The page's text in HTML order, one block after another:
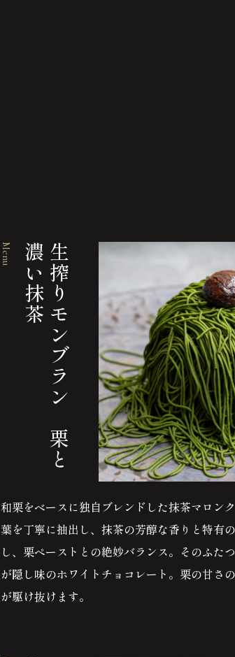
Menu 生
搾
り
モ
ン
ブ
ラ
ン
栗
と
濃
い
抹
茶
和栗をベースに独自ブレンドした抹茶マロン
葉を丁寧に抽出し、抹茶の芳醇な香りと特有
し、栗ペーストとの絶妙バランス。そのふた
が隠し味のホワイトチョコレート。栗の甘さ
が駆け抜けます。